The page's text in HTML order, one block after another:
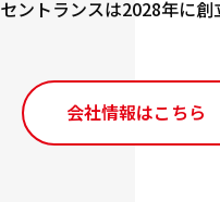
セントランスは2028年に創
会社情報はこちら